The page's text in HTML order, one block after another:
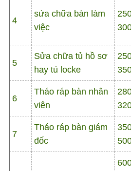
4
sửa chữa bàn làm
việc
5
Sửa chữa tủ hồ sơ
hay tủ locke
6
Tháo ráp bàn nhân
viên
7
Tháo ráp bàn giám
đốc